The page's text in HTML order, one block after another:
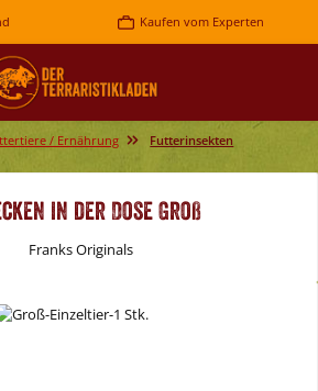
Kaufen vom Experten
/ Ernährung Futterinsekten
in der Dose Groß